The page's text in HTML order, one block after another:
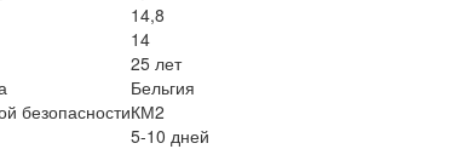
14,8
14
25 лет
Бельгия
безопасностиКМ2
5-10 дней